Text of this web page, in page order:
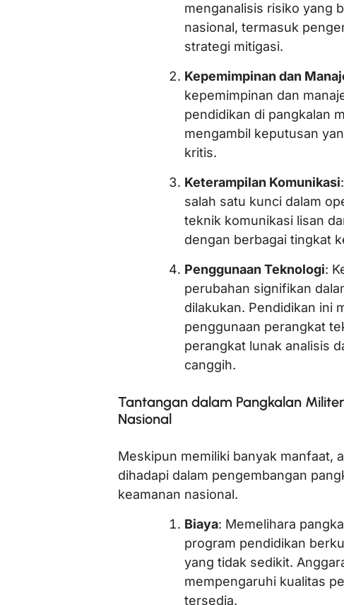
menganalisis risiko yang
nasional, termasuk
strategi mitigasi.
Kepemimpinan dan
kepemimpinan dan
pendidikan di pangkalan
mengambil keputusan
kritis.
Keterampilan Komunikasi
salah satu kunci dalam
teknik komunikasi lisan
dengan berbagai tingkat
Penggunaan Teknologi:
perubahan signifikan
dilakukan. Pendidikan ini
penggunaan perangkat
perangkat lunak analisis
canggih.
Tantangan dalam Pangkalan
Nasional
Meskipun memiliki banyak manfaat,
dihadapi dalam pengembangan
keamanan nasional.
Biaya: Memelihara
program pendidikan
yang tidak sedikit.
mempengaruhi kualitas
tersedia.